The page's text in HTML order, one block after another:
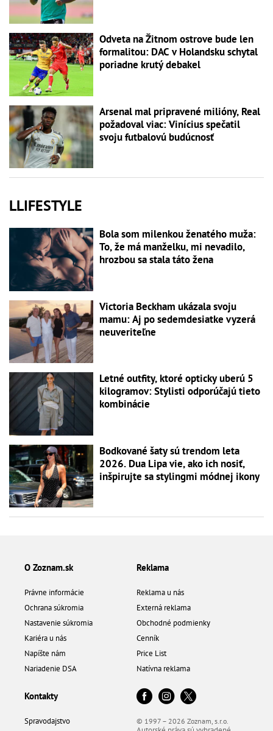
Odveta na Žitnom ostrove bude len
formalitou: DAC v Holandsku schytal
poriadne krutý debakel
Arsenal mal pripravené milióny, Real
požadoval viac: Vinícius spečatil
svoju futbalovú budúcnosť
LLIFESTYLE
Bola som milenkou ženatého muža:
To, že má manželku, mi nevadilo,
hrozbou sa stala táto žena
Victoria Beckham ukázala svoju
mamu: Aj po sedemdesiatke vyzerá
neuveriteľne
Letné outfity, ktoré opticky uberú 5
kilogramov: Stylisti odporúčajú tieto
kombinácie
Bodkované šaty sú trendom leta
2026. Dua Lipa vie, ako ich nosiť,
inšpirujte sa stylingmi módnej ikony
O Zoznam.sk
Právne informácie
Ochrana súkromia
Nastavenie súkromia
Kariéra u nás
Napíšte nám
Nariadenie DSA
Reklama
Reklama u nás
Externá reklama
Obchodné podmienky
Cenník
Price List
Natívna reklama
Kontakty
Spravodajstvo © 1997 – 2026 Zoznam, s.r.o.